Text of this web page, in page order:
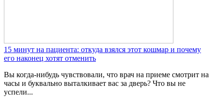
15 минут на пациента: откуда взялся этот кошмар и почему
его наконец хотят отменить
Вы когда-нибудь чувствовали, что врач на приеме смотрит на
часы и буквально выталкивает вас за дверь? Что вы не
успели...